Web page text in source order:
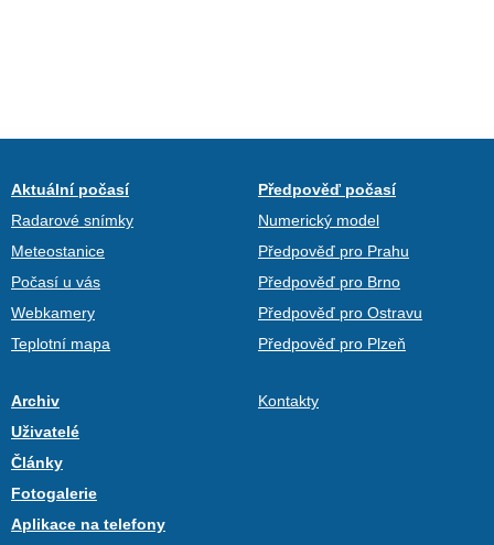
Aktuální počasí
Radarové snímky
Meteostanice
Počasí u vás
Webkamery
Teplotní mapa
Předpověď počasí
Numerický model
Předpověď pro Prahu
Předpověď pro Brno
Předpověď pro Ostravu
Předpověď pro Plzeň
Archiv
Uživatelé
Články
Fotogalerie
Aplikace na telefony
Kontakty